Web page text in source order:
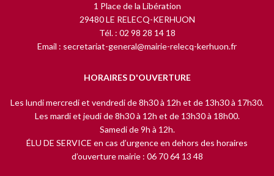
1 Place de la Libération
29480 LE RELECQ-KERHUON
Tél. : 02 98 28 14 18
Email : secretariat-general@mairie-relecq-kerhuon.fr
HORAIRES D'OUVERTURE
Les lundi mercredi et vendredi de 8h30 à 12h et de 13h30 à 17h30.
Les mardi et jeudi de 8h30 à 12h et de 13h30 à 18h00.
Samedi de 9h à 12h.
ÉLU DE SERVICE en cas d’urgence en dehors des horaires
d’ouverture mairie : 06 70 64 13 48